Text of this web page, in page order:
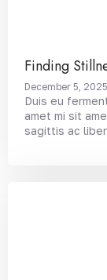
Finding
December 5, 2025
Duis eu
amet mi sit
sagittis ac